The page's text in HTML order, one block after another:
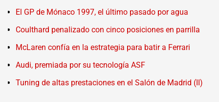
El GP de Mónaco 1997, el último pasado por agua
Coulthard penalizado con cinco posiciones en parrilla
McLaren confía en la estrategia para batir a Ferrari
Audi, premiada por su tecnología ASF
Tuning de altas prestaciones en el Salón de Madrid (II)